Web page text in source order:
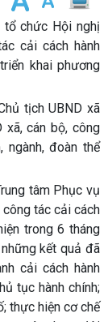
tổ chức Hội nghị
cải cách hành
khai phương
tịch UBND xã
cán bộ, công
đoàn thể
tâm Phục vụ
tác cải cách
trong 6 tháng
kết quả đã
cải cách hành
tục hành chính;
thực hiện cơ chế